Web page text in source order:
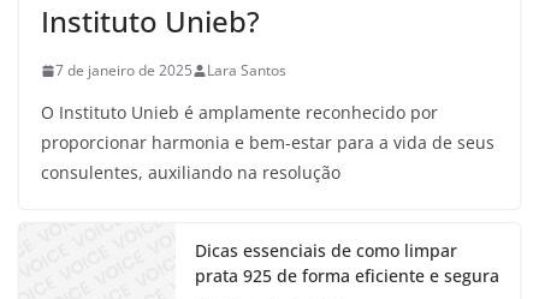
Instituto Unieb?
7 de janeiro de 2025 Lara Santos
O Instituto Unieb é amplamente reconhecido por
proporcionar harmonia e bem-estar para a vida de seus
consulentes, auxiliando na resolução
Dicas essenciais de como limpar
prata 925 de forma eficiente e segura